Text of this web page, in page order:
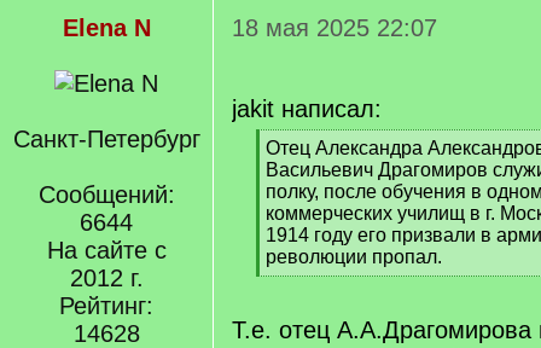
Elena N
Санкт-Петербург
Сообщений:
6644
На сайте с
2012 г.
Рейтинг:
14628
18 мая 2025 22:07
jakit написал:
[
q
]
Отец Александра
Васильевич Драгомиров
полку, после обучения в
коммерческих училищ в г.
1914 году его призвали в
революции пропал.
[
]
Т.е. отец А.А.Драгомирова